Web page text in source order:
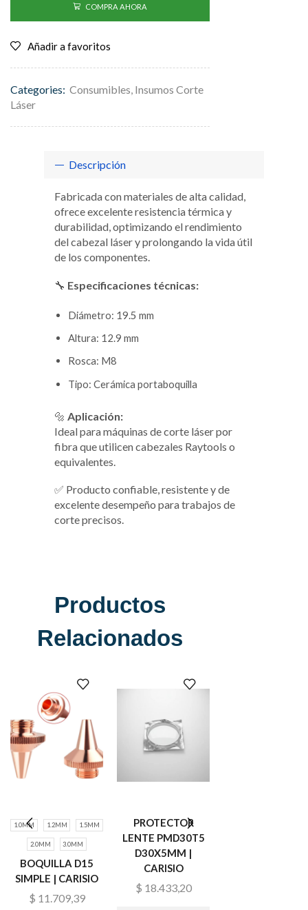
COMPRA AHORA
Añadir a favoritos
Categories: Consumibles, Insumos Corte
Láser
Descripción
Fabricada con materiales de alta calidad,
ofrece excelente resistencia térmica y
durabilidad, optimizando el rendimiento
del cabezal láser y prolongando la vida útil
de los componentes.
🔧 Especificaciones técnicas:
Diámetro: 19.5 mm
Altura: 12.9 mm
Rosca: M8
Tipo: Cerámica portaboquilla
🔩 Aplicación:
Ideal para máquinas de corte láser por
fibra que utilicen cabezales Raytools o
equivalentes.
✅ Producto confiable, resistente y de
excelente desempeño para trabajos de
corte precisos.
Productos
Relacionados
1.0MM 1.2MM 1.5MM
2.0MM 3.0MM
BOQUILLA D15
SIMPLE | CARISIO
$ 11.709,39
PROTECTOR
LENTE PMD30T5
D30X5MM |
CARISIO
$ 18.433,20